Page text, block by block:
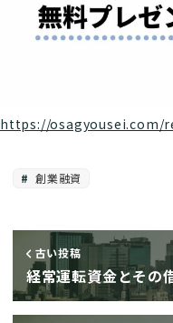
https://osagyousei.com/
創業融資
古い投稿
経常運転資金とその